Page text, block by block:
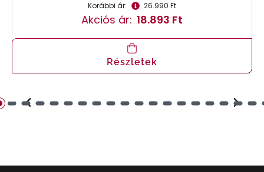
Korábbi ár: 26.990 Ft
Akciós ár: 18.893 Ft
Részletek